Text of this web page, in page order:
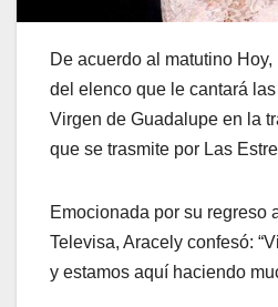
De acuerdo al matutino
del elenco que le cantará
Virgen de Guadalupe en la
que se trasmite por Las
Emocionada por su regreso
Televisa, Aracely confesó:
y estamos aquí haciendo